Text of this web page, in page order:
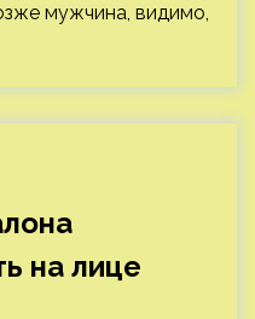
мужчина, видимо,
на лице